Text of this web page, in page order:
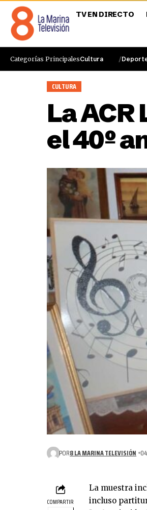
TV EN DIRECTO
Categorías PrincipalesCultura
CULTURA
La
el 40º
POR8 LA MARINA TELEVISIÓN
COMPARTIR
La muestra
incluso